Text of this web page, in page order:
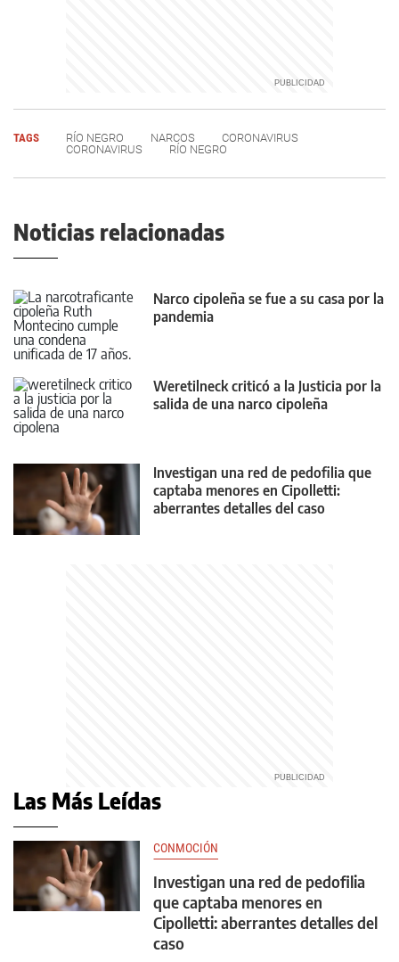
TAGS RÍO NEGRO NARCOS
CORONAVIRUS
CORONAVIRUS
RÍO NEGRO
Noticias relacionadas
Narco cipoleña se fue a su casa por la
pandemia
Weretilneck criticó a la Justicia por la
salida de una narco cipoleña
Investigan una red de pedofilia que
captaba menores en Cipolletti:
aberrantes detalles del caso
Las Más Leídas
CONMOCIÓN
Investigan una red de pedofilia
que captaba menores en
Cipolletti: aberrantes detalles del
caso